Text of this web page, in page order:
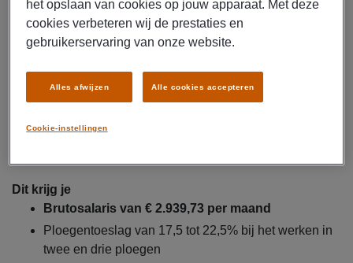
correct in de machine geplaatst worden
Controleren of de producten voldoen aan de
controleformulieren
Afwijkingen melden bij de teamleider en eventueel
Onderhouden van de machines door schoon te
Dit krijg je
Brutosalaris van € 2.939,73 per maand
Ploegentoeslag van 17,5 tot 22,5% bij het werken in
twee en drie ploegen
het opslaan van cookies op jouw apparaat. Met deze
cookies verbeteren wij de prestaties en
gebruikerservaring van onze website.
Cookie-instellingen
Alles afwijzen Alle cookies accepteren